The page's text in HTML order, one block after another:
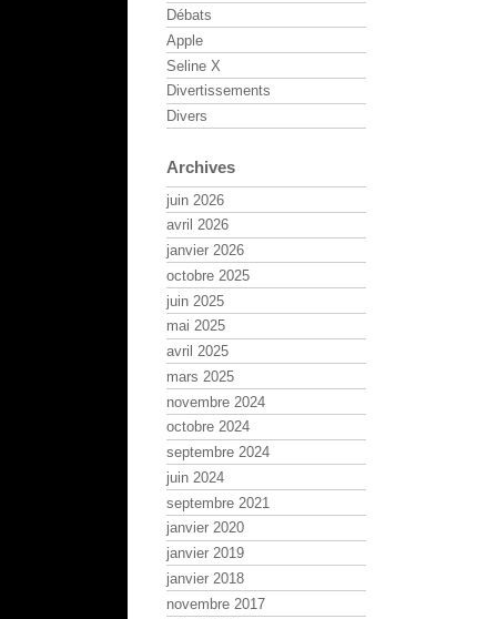
Débats
Apple
Seline X
Divertissements
Divers
Archives
juin 2026
avril 2026
janvier 2026
octobre 2025
juin 2025
mai 2025
avril 2025
mars 2025
novembre 2024
octobre 2024
septembre 2024
juin 2024
septembre 2021
janvier 2020
janvier 2019
janvier 2018
novembre 2017